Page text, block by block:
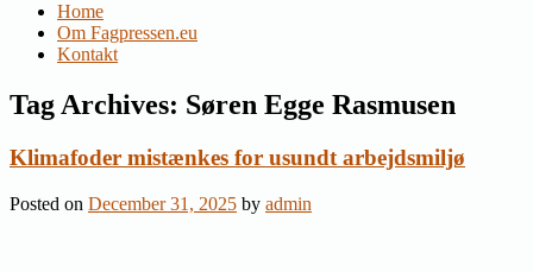
Home
Om Fagpressen.eu
Kontakt
Tag Archives: Søren Egge Rasmusen
Klimafoder mistænkes for usundt arbejdsmiljø
Posted on December 31, 2025 by admin